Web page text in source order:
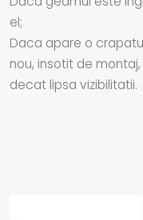
el;
Daca apare o
nou, insotit de
decat lipsa vizibilitatii.